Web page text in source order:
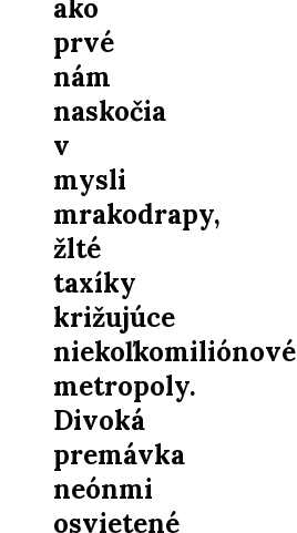
ako
prvé
nám
naskočia
v
mysli
mrakodrapy,
žlté
taxíky
križujúce
niekoľkomiliónové
metropoly.
Divoká
premávka
neónmi
osvietené